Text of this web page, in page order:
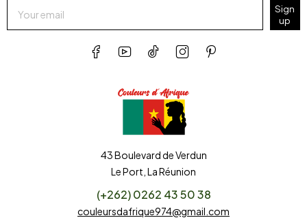
43 Boulevard de Verdun
Le Port, La Réunion
(+262) 0262 43 50 38
couleursdafrique974@gmail.com
Sign
up